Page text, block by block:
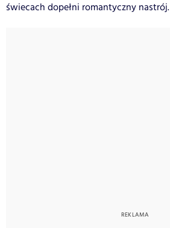
świecach dopełni romantyczny nastrój.